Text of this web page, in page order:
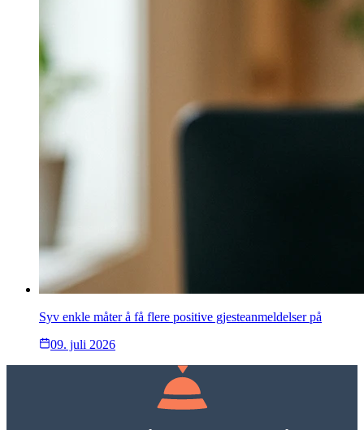
Syv enkle måter å få flere positive gjesteanmeldelser på
09. juli 2026